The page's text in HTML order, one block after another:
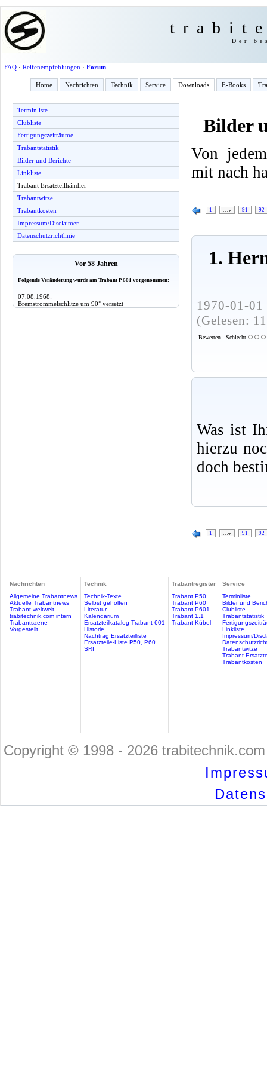
Der
FAQ· Reifenempfehlungen · Forum
Home Nachrichten Technik Service Downloads E-Books
Terminliste
Clubliste
Fertigungszeiträume
Trabantstatistik
Bilder und Berichte
Linkliste
Trabant Ersatzteilhändler
Trabantwitze
Trabantkosten
Impressum/Disclaimer
Datenschutzrichtlinie
Vor 58 Jahren
Folgende Veränderung wurde am Trabant P 601 vorgenommen:
07.08.1968:
Bremstrommelschlitze um 90° versetzt
Bilder
Von
mit nach
1 91 92
1.
1970-01-
(Gelesen:
Bewerten - Schlecht
Was ist
hierzu
doch
1 … 91 92
Nachrichten
Allgemeine Trabantnews
Aktuelle Trabantnews
Trabant weltweit
trabitechnik.com intern
Trabantszene
Vorgestellt
Technik
Technik-Texte
Selbst geholfen
Literatur
Kalendarium
Ersatzteilkatalog Trabant 601
Historie
Nachtrag Ersatzteilliste
Ersatzteile-Liste P50, P60
SRI
Trabantregister
Trabant P50
Trabant P60
Trabant P601
Trabant 1.1
Trabant Kübel
Service
Terminliste
Bilder und
Clubliste
Trabantstatistik
Linkliste
Impressum/
Trabantwitze
Trabant
Trabantkosten
Copyright © 1998 - 2026